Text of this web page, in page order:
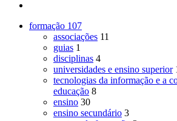
formação 107
associações 11
guias 1
disciplinas 4
universidades e ensino superior
tecnologias da informação e a
educação 8
ensino 30
ensino secundário 3